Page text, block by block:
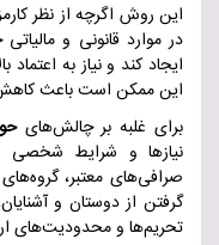
این روش اگرچه از نظر
در موارد قانونی و
ایجاد کند و نیاز به اعتماد
این ممکن است باعث کاهش
برای غلبه بر چالش‌های
نیازها و شرایط شخصی
صرافی‌های معتبر،
گرفتن از دوستان و
تحریم‌ها و محدودیت‌های